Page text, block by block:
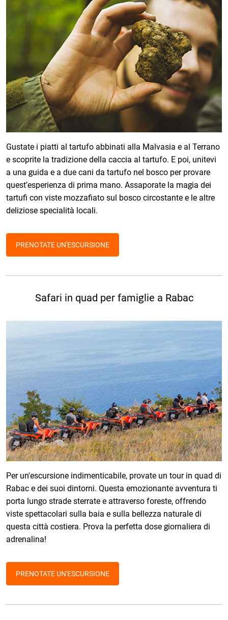
Gustate i piatti al tartufo abbinati alla Malvasia e al Terrano
e scoprite la tradizione della caccia al tartufo. E poi, unitevi
a una guida e a due cani da tartufo nel bosco per provare
quest’esperienza di prima mano. Assaporate la magia dei
tartufi con viste mozzafiato sul bosco circostante e le altre
deliziose specialità locali.
PRENOTATE UN'ESCURSIONE
Safari in quad per famiglie a Rabac
Per un'escursione indimenticabile, provate un tour in quad di
Rabac e dei suoi dintorni. Questa emozionante avventura ti
porta lungo strade sterrate e attraverso foreste, offrendo
viste spettacolari sulla baia e sulla bellezza naturale di
questa città costiera. Prova la perfetta dose giornaliera di
adrenalina!
PRENOTATE UN'ESCURSIONE